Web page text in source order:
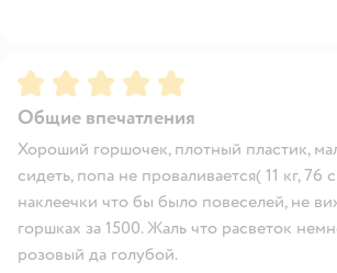
Рейтинг:5
Общие впечатления
Хороший горшочек, плотный пластик,
сидеть, попа не проваливается( 11 кг, 76
наклеечки что бы было повеселей, не
горшках за 1500. Жаль что расветок
розовый да голубой.